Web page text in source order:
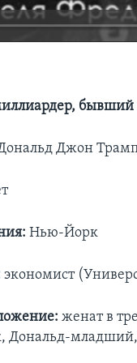
Джон
Нью-Йорк
экономист
женат в
Дональд-